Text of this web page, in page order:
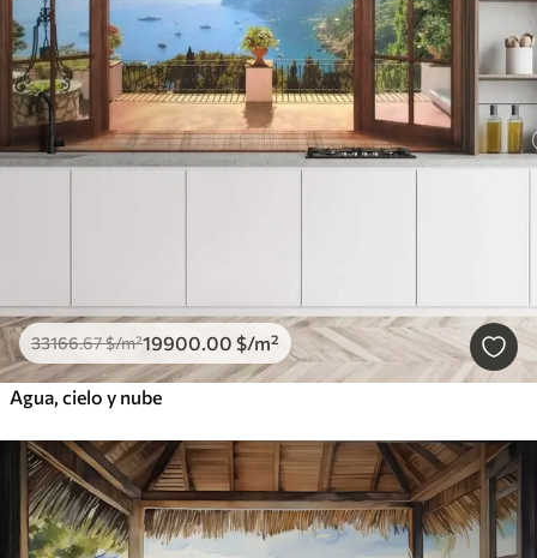
33166.67$/m²19900.00 $/m²
Agua, cielo y nube